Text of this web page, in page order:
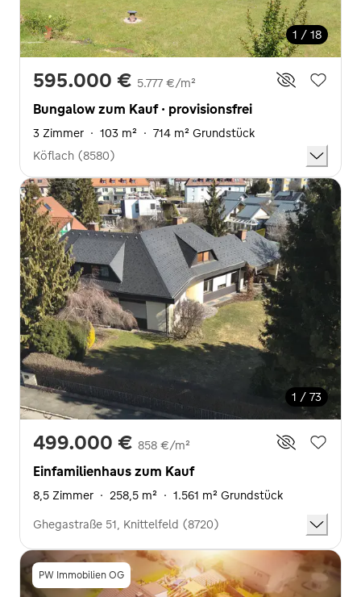
1 / 18
595.000 € 5.777 €/m²
Bungalow zum Kauf · provisionsfrei
3 Zimmer · 103 m² · 714 m² Grundstück
Köflach (8580)
1 / 73
499.000 € 858 €/m²
Einfamilienhaus zum Kauf
8,5 Zimmer · 258,5 m² · 1.561 m² Grundstück
Ghegastraße 51, Knittelfeld (8720)
PW Immobilien OG